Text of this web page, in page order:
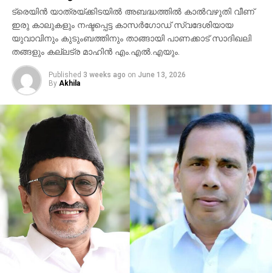
ട്രെയിന്‍ യാത്രയ്ക്കിടയില്‍ അബദ്ധത്തില്‍ കാല്‍വഴുതി വീണ്
ഇരു കാലുകളും നഷ്ടപ്പെട്ട കാസര്‍ഗോഡ് സ്വദേശിയായ
യുവാവിനും കുടുംബത്തിനും താങ്ങായി പാണക്കാട് സാദിഖലി
തങ്ങളും കല്ലട്ര മാഹിന്‍ എം.എല്‍.എയും.
Published 3 weeks ago on June 13, 2026
By Akhila